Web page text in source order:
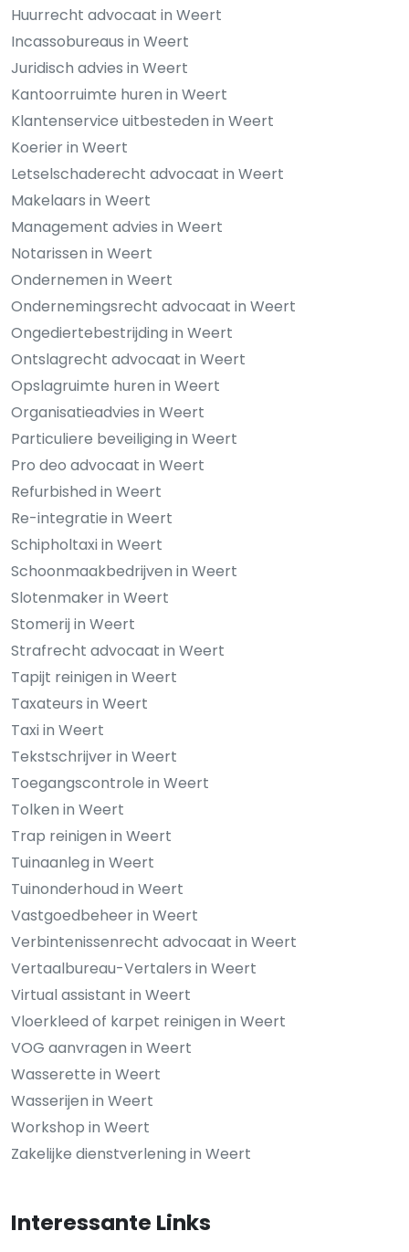
Huurrecht advocaat in Weert
Incassobureaus in Weert
Juridisch advies in Weert
Kantoorruimte huren in Weert
Klantenservice uitbesteden in Weert
Koerier in Weert
Letselschaderecht advocaat in Weert
Makelaars in Weert
Management advies in Weert
Notarissen in Weert
Ondernemen in Weert
Ondernemingsrecht advocaat in Weert
Ongediertebestrijding in Weert
Ontslagrecht advocaat in Weert
Opslagruimte huren in Weert
Organisatieadvies in Weert
Particuliere beveiliging in Weert
Pro deo advocaat in Weert
Refurbished in Weert
Re-integratie in Weert
Schipholtaxi in Weert
Schoonmaakbedrijven in Weert
Slotenmaker in Weert
Stomerij in Weert
Strafrecht advocaat in Weert
Tapijt reinigen in Weert
Taxateurs in Weert
Taxi in Weert
Tekstschrijver in Weert
Toegangscontrole in Weert
Tolken in Weert
Trap reinigen in Weert
Tuinaanleg in Weert
Tuinonderhoud in Weert
Vastgoedbeheer in Weert
Verbintenissenrecht advocaat in Weert
Vertaalbureau-Vertalers in Weert
Virtual assistant in Weert
Vloerkleed of karpet reinigen in Weert
VOG aanvragen in Weert
Wasserette in Weert
Wasserijen in Weert
Workshop in Weert
Zakelijke dienstverlening in Weert
Interessante Links